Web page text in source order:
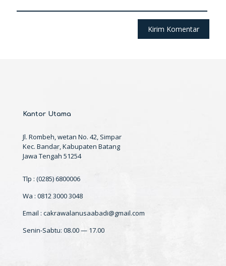
Kantor Utama
Jl. Rombeh, wetan No. 42, Simpar
Kec. Bandar, Kabupaten Batang
Jawa Tengah 51254
Tlp : (0285) 6800006
Wa : 0812 3000 3048
Email : cakrawalanusaabadi@gmail.com
Senin-Sabtu: 08.00 — 17.00